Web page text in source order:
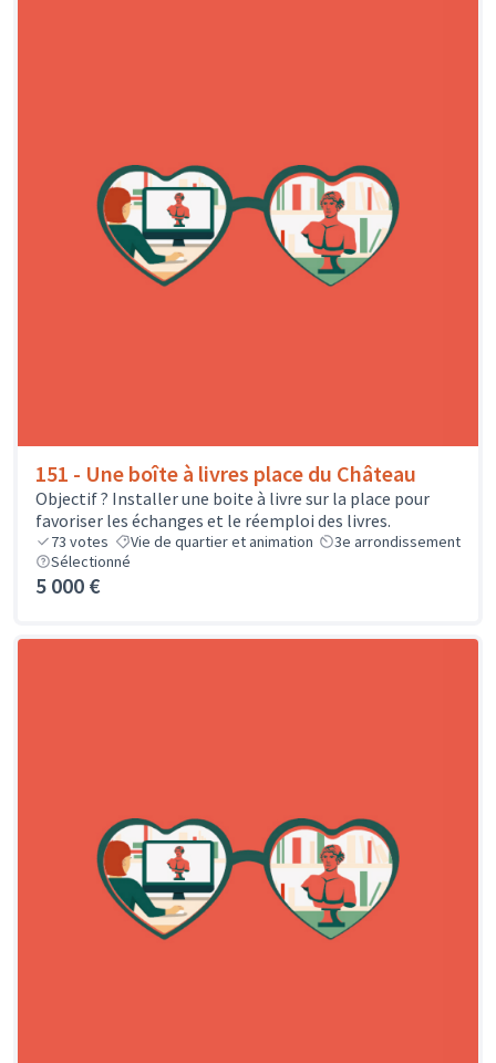
151 - Une boîte à livres place du Château
Objectif ? Installer une boite à livre sur la place pour
favoriser les échanges et le réemploi des livres.
73 votes Vie de quartier et animation
3e arrondissement
Sélectionné
5 000 €